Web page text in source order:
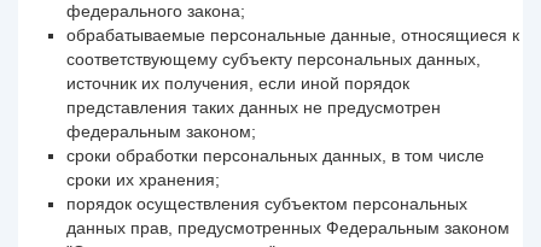
федерального закона;
обрабатываемые персональные данные, относящиеся к
соответствующему субъекту персональных данных,
источник их получения, если иной порядок
представления таких данных не предусмотрен
федеральным законом;
сроки обработки персональных данных, в том числе
сроки их хранения;
порядок осуществления субъектом персональных
данных прав, предусмотренных Федеральным законом